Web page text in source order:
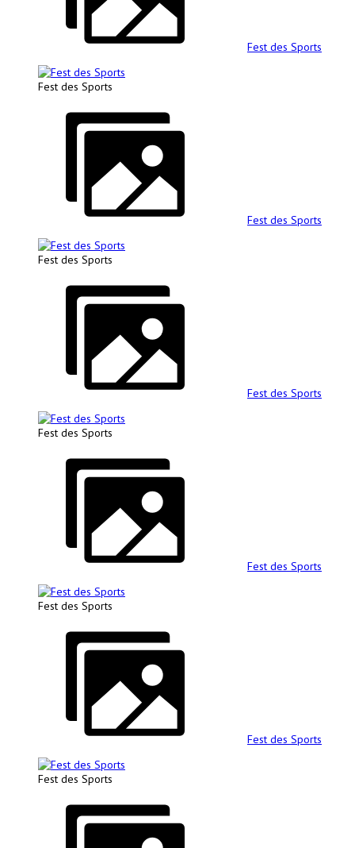
Fest des Sports
Fest des Sports
Fest des Sports
Fest des Sports
Fest des Sports
Fest des Sports
Fest des Sports
Fest des Sports
Fest des Sports
Fest des Sports